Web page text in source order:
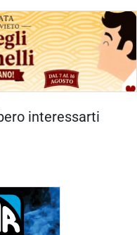
interessarti